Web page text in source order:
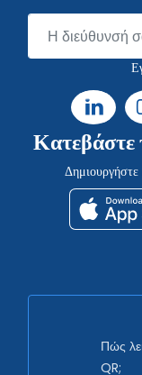
Κατεβάστε
Δημιουργήστε
Πώς
QR;